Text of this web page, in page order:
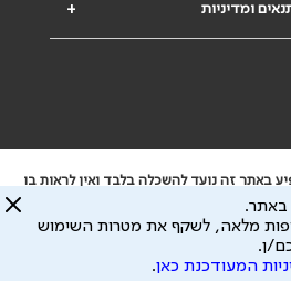
+ ומדיניות
באתר זה נועד להשכלה בלבד ואין לראות בו
אחראית לתוכן המתפרסם באתר זה ולכל נזק
שעלול להיגרם.
אישי לצורך מתן השרות וכי חלק ממנו עשוי
בכפוף למדיניות הפרטיות
באתר.
מלאה, לשקף את מטרות השימוש
ן.
המעודכנת כאן.